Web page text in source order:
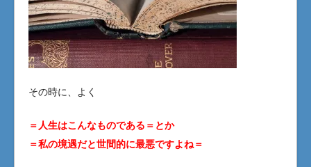
その時に、よく
＝人生はこんなものである＝とか
＝私の境遇だと世間的に最悪ですよね＝